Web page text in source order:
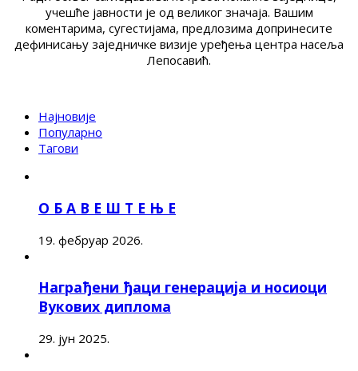
учешће јавности је од великог значаја. Вашим
коментарима, сугестијама, предлозима допринесите
дефинисању заједничке визије уређења центра насеља
Лепосавић.
Најновије
Популарно
Тагови
О Б А В Е Ш Т Е Њ Е
19. фебруар 2026.
Награђени ђаци генерација и носиоци
Вукових диплома
29. јун 2025.